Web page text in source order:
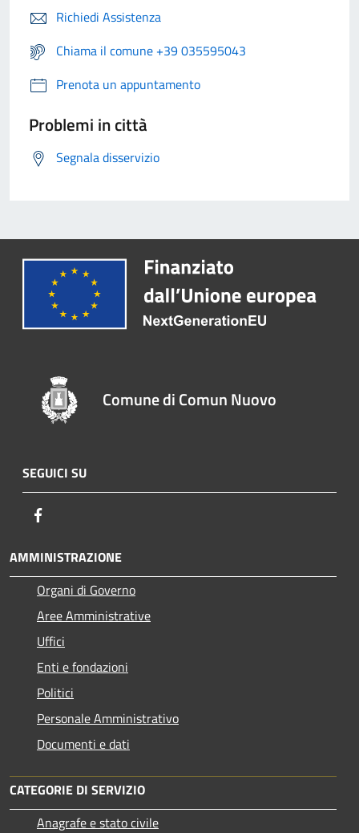
Richiedi Assistenza
Chiama il comune +39 035595043
Prenota un appuntamento
Problemi in città
Segnala disservizio
Comune di Comun Nuovo
SEGUICI SU
AMMINISTRAZIONE
Organi di Governo
Aree Amministrative
Uffici
Enti e fondazioni
Politici
Personale Amministrativo
Documenti e dati
CATEGORIE DI SERVIZIO
Anagrafe e stato civile